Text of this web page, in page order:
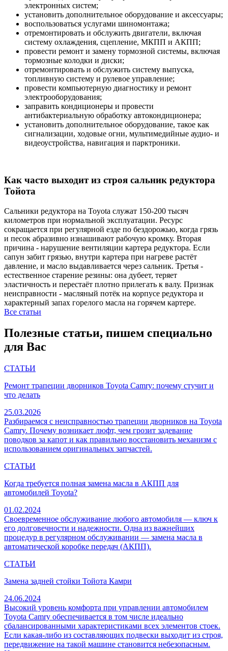
электронных систем;
установить дополнительное оборудование и аксессуары;
воспользоваться услугами шиномонтажа;
отремонтировать и обслужить двигатели, включая
систему охлаждения, сцепление, МКПП и АКПП;
провести ремонт и замену тормозной системы, включая
тормозные колодки и диски;
отремонтировать и обслужить систему выпуска,
топливную систему и рулевое управление;
провести компьютерную диагностику и ремонт
электрооборудования;
заправить кондиционеры и провести
антибактериальную обработку автокондиционера;
установить дополнительное оборудование, такое как
сигнализации, ходовые огни, мультимедийные аудио- и
видеоустройства, навигация и парктроники.
Как часто выходит из строя сальник редуктора
Тойота
Сальники редуктора на Toyota служат 150-200 тысяч
километров при нормальной эксплуатации. Ресурс
сокращается при регулярной езде по бездорожью, когда грязь
и песок абразивно изнашивают рабочую кромку. Вторая
причина - нарушение вентиляции картера редуктора. Если
сапун забит грязью, внутри картера при нагреве растёт
давление, и масло выдавливается через сальник. Третья -
естественное старение резины: она дубеет, теряет
эластичность и перестаёт плотно прилегать к валу. Признак
неисправности - масляный потёк на корпусе редуктора и
характерный запах горелого масла на горячем картере.
Все статьи
Полезные статьи, пишем специально
для Вас
СТАТЬИ
Ремонт трапеции дворников Toyota Camry: почему стучит и
что делать
25.03.2026
Разбираемся с неисправностью трапеции дворников на Toyota
Camry. Почему возникает люфт, чем грозит задевание
поводков за капот и как правильно восстановить механизм с
использованием оригинальных запчастей.
СТАТЬИ
Когда требуется полная замена масла в АКПП для
автомобилей Toyota?
01.02.2024
Своевременное обслуживание любого автомобиля — ключ к
его долговечности и надежности. Одна из важнейших
процедур в регулярном обслуживании — замена масла в
автоматической коробке передач (АКПП).
СТАТЬИ
Замена задней стойки Тойота Камри
24.06.2024
Высокий уровень комфорта при управлении автомобилем
Toyota Camry обеспечивается в том числе идеально
сбалансированными характеристиками всех элементов стоек.
Если какая-либо из составляющих подвески выходит из строя,
передвижение на такой машине становится небезопасным.